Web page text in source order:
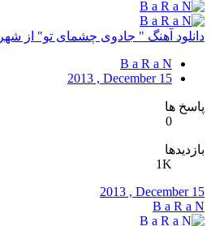
دانلود آهنگ " جادوی چشمای تو" از
B a R a N
2013 , December 15
پاسخ ها
0
بازدیدها
1K
2013 , December 15
B a R a N